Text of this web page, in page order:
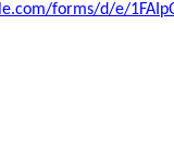
forms/d/e/